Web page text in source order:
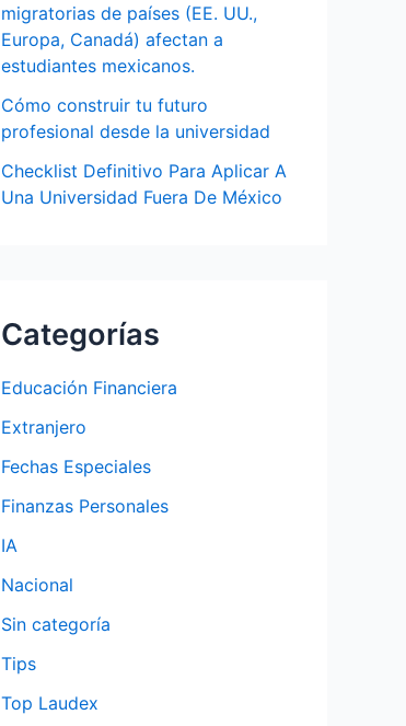
migratorias de países (EE. UU.,
Europa, Canadá) afectan a
estudiantes mexicanos.
Cómo construir tu futuro
profesional desde la universidad
Checklist Definitivo Para Aplicar A
Una Universidad Fuera De México
Categorías
Educación Financiera
Extranjero
Fechas Especiales
Finanzas Personales
IA
Nacional
Sin categoría
Tips
Top Laudex